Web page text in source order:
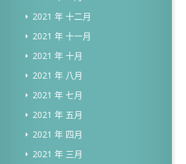
2021 年 十二月
2021 年 十一月
2021 年 十月
2021 年 八月
2021 年 七月
2021 年 五月
2021 年 四月
2021 年 三月